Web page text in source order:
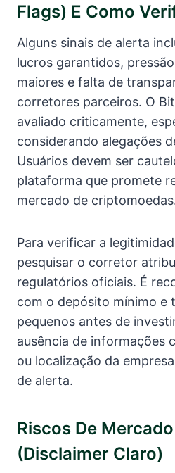
Flags) E Como
Alguns sinais de alerta
lucros garantidos,
maiores e falta de
corretores parceiros. O
avaliado criticamente,
considerando alegações
Usuários devem ser
plataforma que promete
mercado de
Para verificar a
pesquisar o corretor
regulatórios oficiais. É
com o depósito mínimo e
pequenos antes de
ausência de informações
ou localização da
de alerta.
Riscos De
(disclaimer Claro)